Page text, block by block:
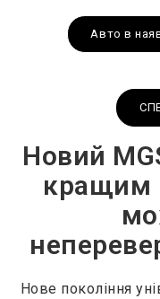
Авто в
Новий
кращим
Нове покоління